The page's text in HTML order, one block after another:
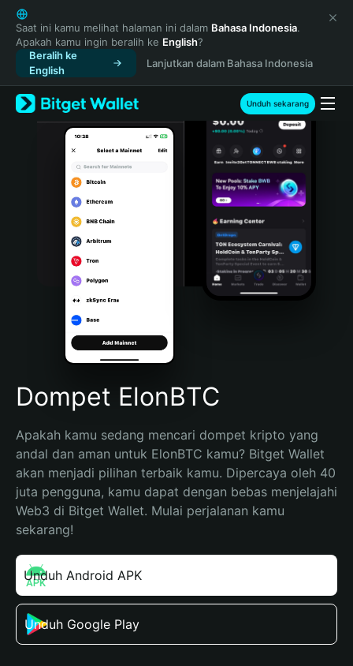
English
日本語
Tiếng Việt
Русский
Español (Latinoamérica)
Türkçe
Italiano
Português (Portugal)
Bahasa Indonesia
Português (Brasil)
Español (Argentina)
Saat ini kamu melihat halaman ini dalam Bahasa Indonesia.
Apakah kamu ingin beralih ke English?
Beralih ke
English
Lanjutkan dalam Bahasa Indonesia
Unduh sekarang
Dompet ElonBTC
Apakah kamu sedang mencari dompet kripto yang
andal dan aman untuk ElonBTC kamu? Bitget Wallet
akan menjadi pilihan terbaik kamu. Dipercaya oleh 40
juta pengguna, kamu dapat dengan bebas menjelajahi
Web3 di Bitget Wallet. Mulai perjalanan kamu
sekarang!
Unduh Android APK
Unduh Google Play